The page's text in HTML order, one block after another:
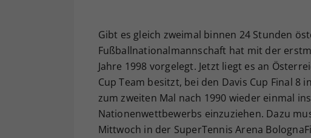
Gibt es gleich zweimal binnen 24 Stunden
Fußballnationalmannschaft hat mit der
Jahre 1998 vorgelegt. Jetzt liegt es an
Cup Team besitzt, bei den Davis Cup Final 8
zum zweiten Mal nach 1990 wieder einmal
Nationenwettbewerbs einzuziehen. Dazu
Mittwoch in der SuperTennis Arena